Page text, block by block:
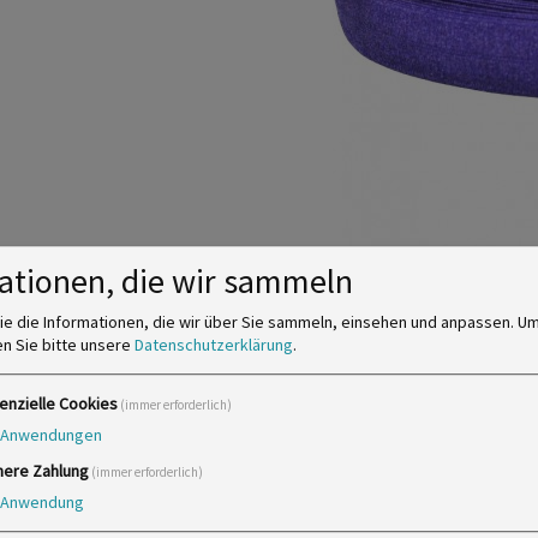
von dehnbaren Materalien bestens geeignet. Das
die wir sammeln
die Informationen, die wir über Sie sammeln, einsehen und anpassen.
Sie bitte unsere Datenschutzerklärung.
Cookies (immer erforderlich)
Anwendungen
Zahlung (immer erforderlich)
Anwendung